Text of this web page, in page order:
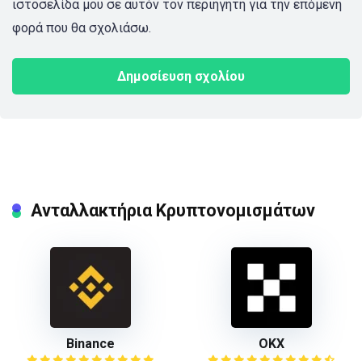
ιστοσελίδα μου σε αυτόν τον περιηγητή για την επόμενη
φορά που θα σχολιάσω.
Ανταλλακτήρια Κρυπτονομισμάτων
Binance ΟΚΧ